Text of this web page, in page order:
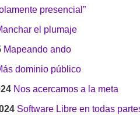
presencial”
el plumaje
Mapeando ando
dominio público
Nos acercamos a la meta
Software Libre en todas